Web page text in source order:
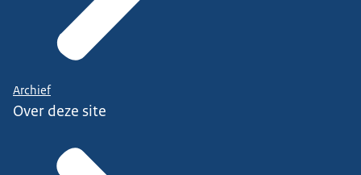
Archief
Over deze site